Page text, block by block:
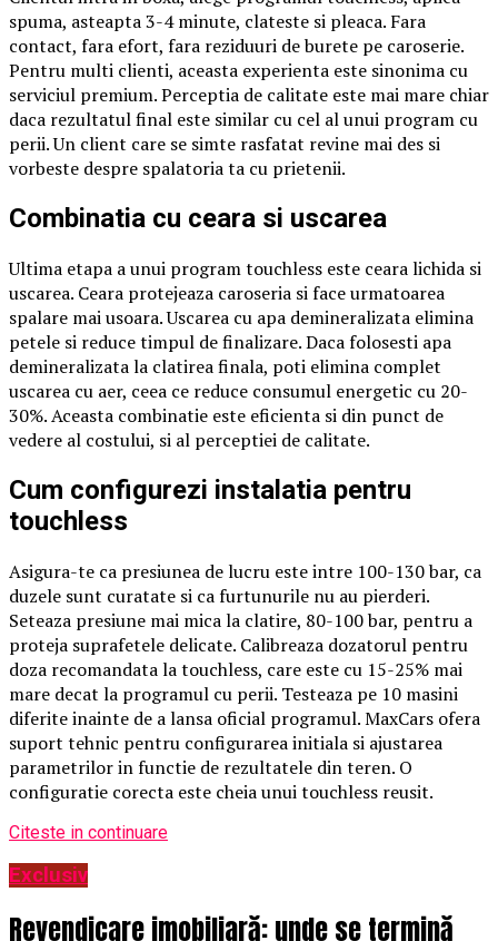
spuma, asteapta 3-4 minute, clateste si pleaca. Fara
contact, fara efort, fara reziduuri de burete pe caroserie.
Pentru multi clienti, aceasta experienta este sinonima cu
serviciul premium. Perceptia de calitate este mai mare chiar
daca rezultatul final este similar cu cel al unui program cu
perii. Un client care se simte rasfatat revine mai des si
vorbeste despre spalatoria ta cu prietenii.
Combinatia cu ceara si uscarea
Ultima etapa a unui program touchless este ceara lichida si
uscarea. Ceara protejeaza caroseria si face urmatoarea
spalare mai usoara. Uscarea cu apa demineralizata elimina
petele si reduce timpul de finalizare. Daca folosesti apa
demineralizata la clatirea finala, poti elimina complet
uscarea cu aer, ceea ce reduce consumul energetic cu 20-
30%. Aceasta combinatie este eficienta si din punct de
vedere al costului, si al perceptiei de calitate.
Cum configurezi instalatia pentru
touchless
Asigura-te ca presiunea de lucru este intre 100-130 bar, ca
duzele sunt curatate si ca furtunurile nu au pierderi.
Seteaza presiune mai mica la clatire, 80-100 bar, pentru a
proteja suprafetele delicate. Calibreaza dozatorul pentru
doza recomandata la touchless, care este cu 15-25% mai
mare decat la programul cu perii. Testeaza pe 10 masini
diferite inainte de a lansa oficial programul. MaxCars ofera
suport tehnic pentru configurarea initiala si ajustarea
parametrilor in functie de rezultatele din teren. O
configuratie corecta este cheia unui touchless reusit.
Citeste in continuare
Exclusiv
Revendicare imobiliară: unde se termină